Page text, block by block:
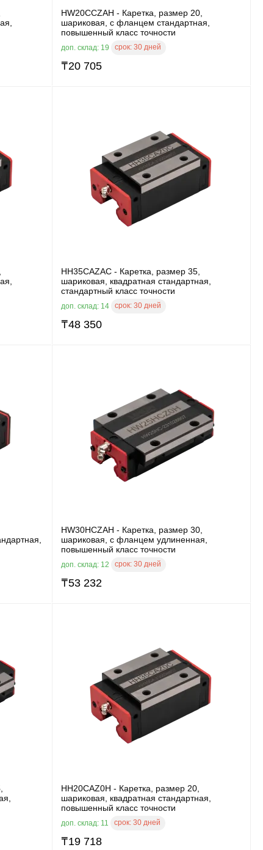
HW20CCZAH - Каретка, размер 20,
шариковая, с фланцем стандартная,
повышенный класс точности
доп. склад: 19 срок: 30 дней
₸20 705
HH35CAZAC - Каретка, размер 35,
шариковая, квадратная стандартная,
стандартный класс точности
доп. склад: 14 срок: 30 дней
₸48 350
HW30HCZAH - Каретка, размер 30,
шариковая, с фланцем удлиненная,
повышенный класс точности
доп. склад: 12 срок: 30 дней
₸53 232
HH20CAZ0H - Каретка, размер 20,
шариковая, квадратная стандартная,
повышенный класс точности
доп. склад: 11 срок: 30 дней
₸19 718